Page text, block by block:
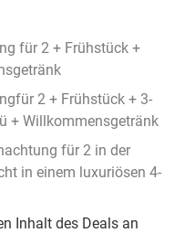
für 2 + Frühstück +
2 + Frühstück + 3-
+ Willkommensgetränk
für 2 in der
in einem luxuriösen 4-
Inhalt des Deals an